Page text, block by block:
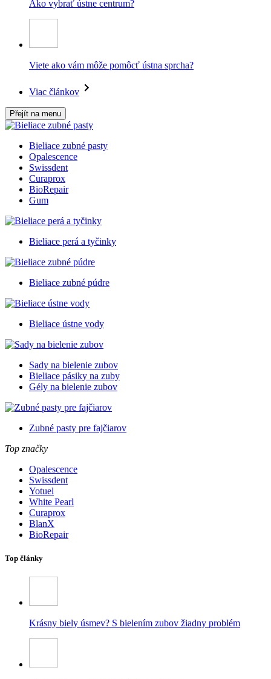
Ako vybrať ústne centrum?
Viete ako vám môže pomôcť ústna sprcha?
Viac článkov
Přejít na menu
Bieliace zubné pasty
Opalescence
Swissdent
Curaprox
BioRepair
Gum
Bieliace perá a tyčinky
Bieliace zubné púdre
Bieliace ústne vody
Sady na bielenie zubov
Bieliace pásiky na zuby
Gély na bielenie zubov
Zubné pasty pre fajčiarov
Top značky
Opalescence
Swissdent
Yotuel
White Pearl
Curaprox
BlanX
BioRepair
Top články
Krásny biely úsmev? S bielením zubov žiadny problém